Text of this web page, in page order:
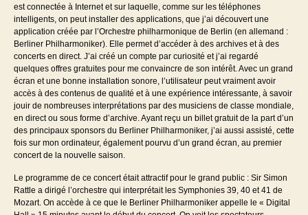
est connectée à Internet et sur laquelle, comme sur les téléphones
intelligents, on peut installer des applications, que j’ai découvert une
application créée par l’Orchestre philharmonique de Berlin (en allemand :
Berliner Philharmoniker). Elle permet d’accéder à des archives et à des
concerts en direct. J’ai créé un compte par curiosité et j’ai regardé
quelques offres gratuites pour me convaincre de son intérêt. Avec un grand
écran et une bonne installation sonore, l’utilisateur peut vraiment avoir
accès à des contenus de qualité et à une expérience intéressante, à savoir
jouir de nombreuses interprétations par des musiciens de classe mondiale,
en direct ou sous forme d’archive. Ayant reçu un billet gratuit de la part d’un
des principaux sponsors du Berliner Philharmoniker, j’ai aussi assisté, cette
fois sur mon ordinateur, également pourvu d’un grand écran, au premier
concert de la nouvelle saison.
Le programme de ce concert était attractif pour le grand public : Sir Simon
Rattle a dirigé l’orchestre qui interprétait les Symphonies 39, 40 et 41 de
Mozart. On accède à ce que le Berliner Philharmoniker appelle le « Digital